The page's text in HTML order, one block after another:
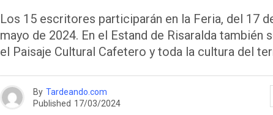
Los 15 escritores participarán en la Feria, del 17
mayo de 2024. En el Estand de Risaralda también
el Paisaje Cultural Cafetero y toda la cultura del
By Tardeando.com
Published 17/03/2024